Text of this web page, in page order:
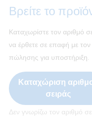
Βρείτε το
Καταχωρίστε τον αριθμό
να έρθετε σε επαφή με
πώλησης για υποστήριξη.
Καταχώριση
σειράς
Δεν γνωρίζω τον αριθμό